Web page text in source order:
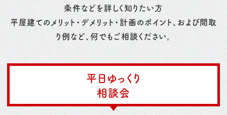
条件などを詳しく知りたい方
平屋建てのメリット・デメリット・計画のポイント、および間取
り例など、何でもご相談ください。
平日ゆっくり
相談会